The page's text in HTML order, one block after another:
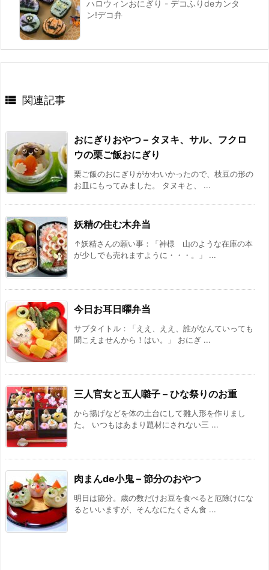
ハロウィンおにぎり - デコふりdeカンタ
ン!デコ弁
 関連記事
おにぎりおやつ – タヌキ、サル、フクロ
ウの栗ご飯おにぎり
栗ご飯のおにぎりがかわいかったので、枝豆の形の
お皿にもってみました。 タヌキと、 ...
妖精の住む木弁当
↑妖精さんの願い事：「神様 山のような在庫の本
が少しでも売れますように・・・。」 ...
今日お耳日曜弁当
サブタイトル：「ええ、ええ、誰がなんていっても
聞こえませんから！はい。」 おにぎ ...
三人官女と五人囃子 – ひな祭りのお重
から揚げなどを体の土台にして雛人形を作りまし
た。 いつもはあまり題材にされない三 ...
肉まんde小鬼 – 節分のおやつ
明日は節分。歳の数だけお豆を食べると厄除けにな
るといいますが、そんなにたくさん食 ...